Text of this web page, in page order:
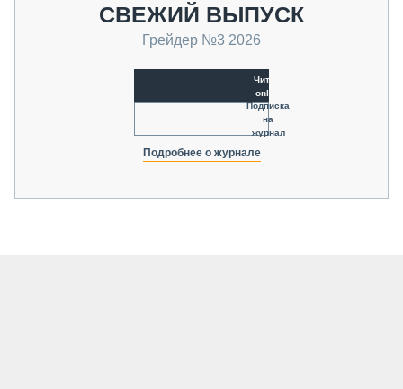
СВЕЖИЙ ВЫПУСК
Грейдер №3 2026
Читать
online
Подписка
на
журнал
Подробнее о журнале